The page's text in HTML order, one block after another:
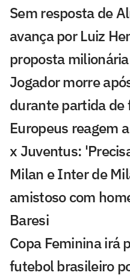
Sem resposta de
avança por Luiz
proposta milionária
Jogador morre
durante partida de
Europeus reagem
x Juventus:
Milan e Inter de
amistoso com
Baresi
Copa Feminina irá
futebol brasileiro